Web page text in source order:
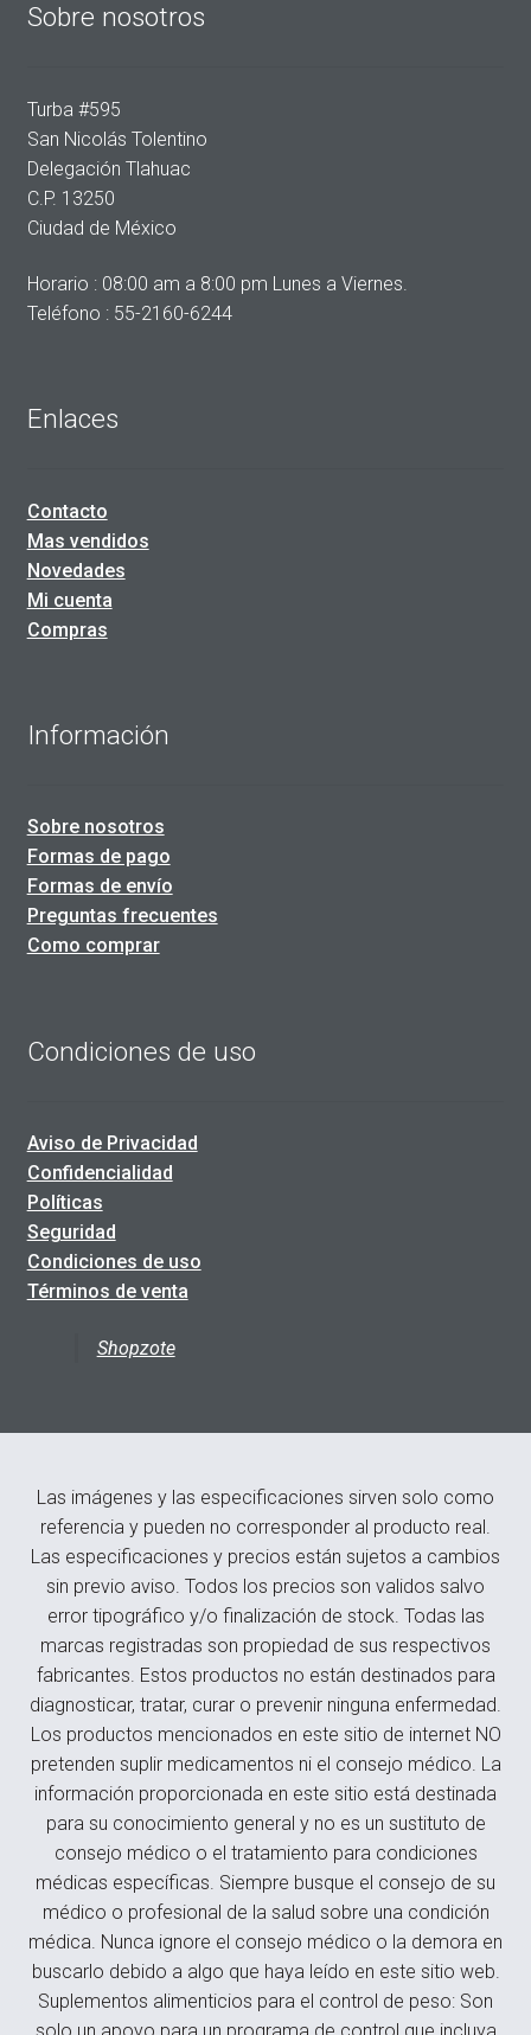
Sobre nosotros
Turba #595
San Nicolás Tolentino
Delegación Tlahuac
C.P. 13250
Ciudad de México
Horario : 08:00 am a 8:00 pm Lunes a Viernes.
Teléfono : 55-2160-6244
Enlaces
Contacto
Mas vendidos
Novedades
Mi cuenta
Compras
Información
Sobre nosotros
Formas de pago
Formas de envío
Preguntas frecuentes
Como comprar
Condiciones de uso
Aviso de Privacidad
Confidencialidad
Políticas
Seguridad
Condiciones de uso
Términos de venta
Shopzote
Las imágenes y las especificaciones sirven solo como
referencia y pueden no corresponder al producto real.
Las especificaciones y precios están sujetos a cambios
sin previo aviso. Todos los precios son validos salvo
error tipográfico y/o finalización de stock. Todas las
marcas registradas son propiedad de sus respectivos
fabricantes. Estos productos no están destinados para
diagnosticar, tratar, curar o prevenir ninguna enfermedad.
Los productos mencionados en este sitio de internet NO
pretenden suplir medicamentos ni el consejo médico. La
información proporcionada en este sitio está destinada
para su conocimiento general y no es un sustituto de
consejo médico o el tratamiento para condiciones
médicas específicas. Siempre busque el consejo de su
médico o profesional de la salud sobre una condición
médica. Nunca ignore el consejo médico o la demora en
buscarlo debido a algo que haya leído en este sitio web.
Suplementos alimenticios para el control de peso: Son